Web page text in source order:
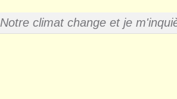
Notre climat change et je